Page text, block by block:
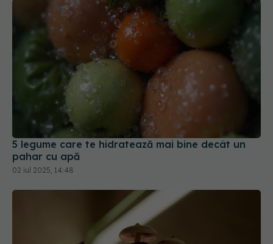
5 legume care te hidratează mai bine decât un
pahar cu apă
02 iul 2025, 14:48